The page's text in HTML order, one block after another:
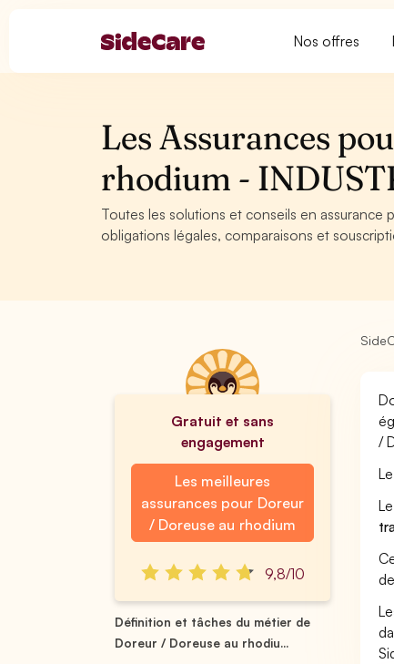
Nos offres
Les Assurances
rhodium -
Toutes les solutions et conseils en assurance
obligations légales, comparaisons et
Gratuit et sans
engagement
Les meilleures
assurances pour Doreur
/ Doreuse au rhodium
9,8/10
Définition et tâches du métier de
Doreur / Doreuse au rhodiu...
/